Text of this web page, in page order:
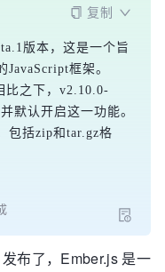
复制
版本，这是一个旨
框架。
比之下，v2.10.0-
默认开启这一功能。
包括zip和tar.gz格
布了，Ember.js 是一